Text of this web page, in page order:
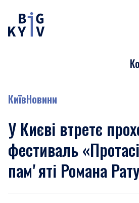
КиївНовини
У Києві втретє
фестиваль
памʼяті Романа